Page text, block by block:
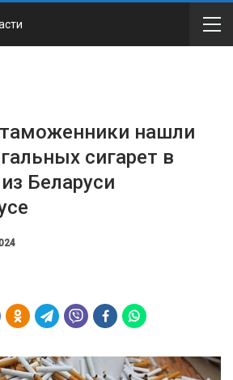
нашли
сигарет в
Беларуси